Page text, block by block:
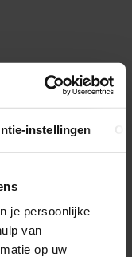
instellingen
je persoonlijke
van
op uw